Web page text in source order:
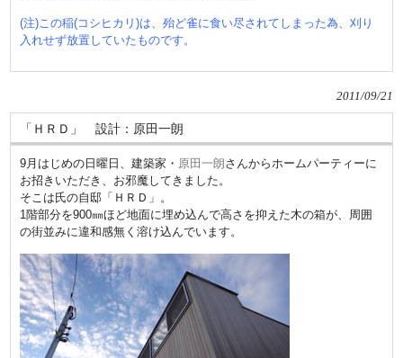
(注)この稲(コシヒカリ)は、殆ど雀に食い尽されてしまった為、刈り
入れせず放置していたものです。
2011/09/21
「ＨＲＤ」 設計：原田一朗
9月はじめの日曜日、建築家・ 原田一朗さんからホームパーティーに
お招きいただき、お邪魔してきました。
そこは氏の自邸「ＨＲＤ」。
1階部分を900㎜ほど地面に埋め込んで高さを抑えた木の箱が、周囲
の街並みに違和感無く溶け込んでいます。